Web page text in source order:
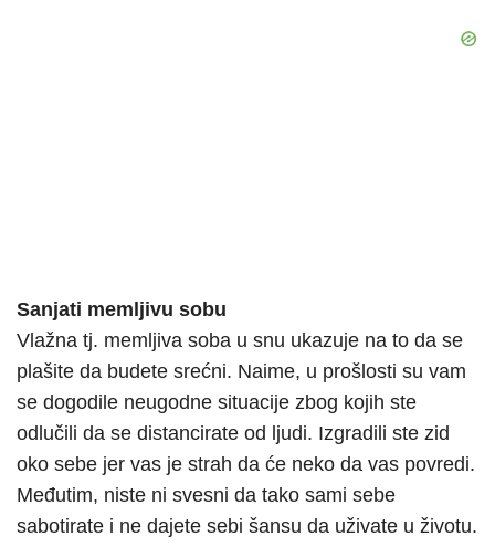
Sanjati memljivu sobu
Vlažna tj. memljiva soba u snu ukazuje na to da se
plašite da budete srećni. Naime, u prošlosti su vam
se dogodile neugodne situacije zbog kojih ste
odlučili da se distancirate od ljudi. Izgradili ste zid
oko sebe jer vas je strah da će neko da vas povredi.
Međutim, niste ni svesni da tako sami sebe
sabotirate i ne dajete sebi šansu da uživate u životu.